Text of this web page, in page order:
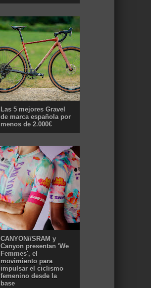
Las 5 mejores Gravel
de marca española por
menos de 2.000€
CANYON//SRAM y
Canyon presentan 'We
Femmes', el
movimiento para
impulsar el ciclismo
femenino desde la
base